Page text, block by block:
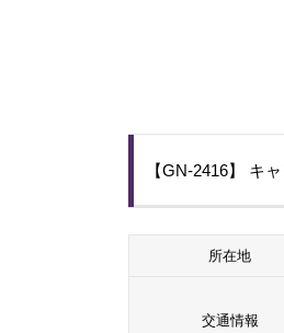
【GN-2416】 キ
所在地
交通情報